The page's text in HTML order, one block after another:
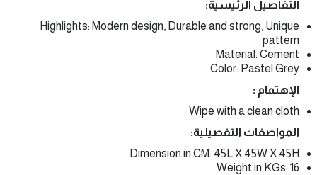
التفاصيل الرئيسية:
Highlights: Modern design, Durable and strong, Unique
pattern
Material: Cement
Color: Pastel Grey
الإهتمام :
Wipe with a clean cloth
المواصفات التفصيلية:
Dimension in CM: 45L X 45W X 45H
Weight in KGs: 16